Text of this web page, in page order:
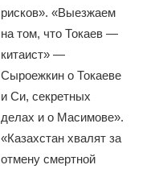
рисков». «Выезжаем
на том, что Токаев —
китаист» —
Сыроежкин о Токаеве
и Си, секретных
делах и о Масимове».
«Казахстан хвалят за
отмену смертной